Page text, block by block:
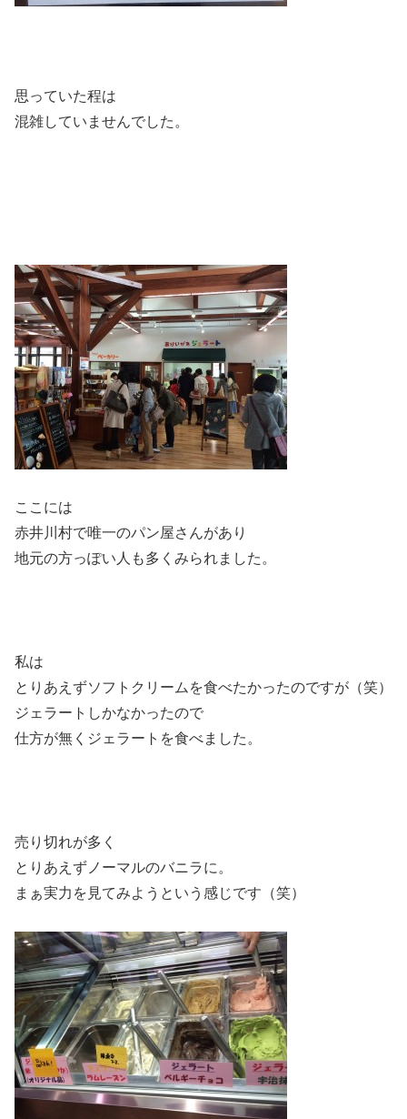
思っていた程は
混雑していませんでした。
ここには
赤井川村で唯一のパン屋さんがあり
地元の方っぽい人も多くみられました。
私は
とりあえずソフトクリームを食べたかったのですが（笑）
ジェラートしかなかったので
仕方が無くジェラートを食べました。
売り切れが多く
とりあえずノーマルのバニラに。
まぁ実力を見てみようという感じです（笑）